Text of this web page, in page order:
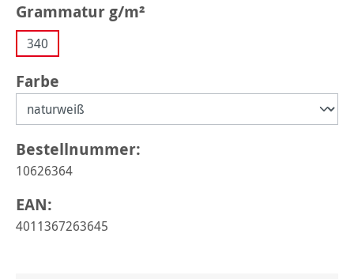
Grammatur g/m²
340
Farbe
Bestellnummer:
10626364
EAN:
4011367263645